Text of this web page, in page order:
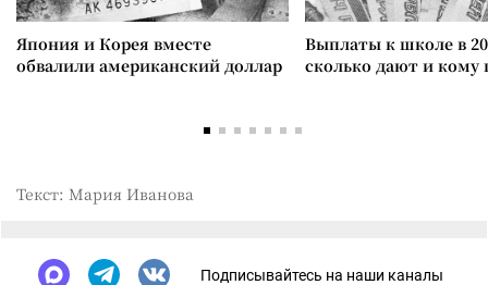
Япония и Корея вместе
обвалили американский доллар
Выплаты к школе в
сколько дают и
Текст: Мария Иванова
Подписывайтесь на наши каналы